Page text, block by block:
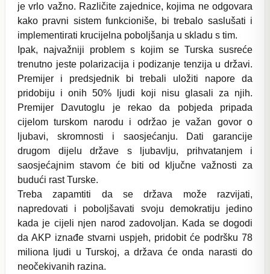
je vrlo važno. Različite zajednice, kojima ne odgovara
kako pravni sistem funkcioniše, bi trebalo saslušati i
implementirati krucijelna poboljšanja u skladu s tim.
Ipak, najvažniji problem s kojim se Turska susreće
trenutno jeste polarizacija i podizanje tenzija u državi.
Premijer i predsjednik bi trebali uložiti napore da
pridobiju i onih 50% ljudi koji nisu glasali za njih.
Premijer Davutoglu je rekao da pobjeda pripada
cijelom turskom narodu i održao je važan govor o
ljubavi, skromnosti i saosjećanju. Dati garancije
drugom dijelu države s ljubavlju, prihvatanjem i
saosjećajnim stavom će biti od ključne važnosti za
budući rast Turske.
Treba zapamtiti da se država može razvijati,
napredovati i poboljšavati svoju demokratiju jedino
kada je cijeli njen narod zadovoljan. Kada se dogodi
da AKP iznađe stvarni uspjeh, pridobit će podršku 78
miliona ljudi u Turskoj, a država će onda narasti do
neočekivanih razina.